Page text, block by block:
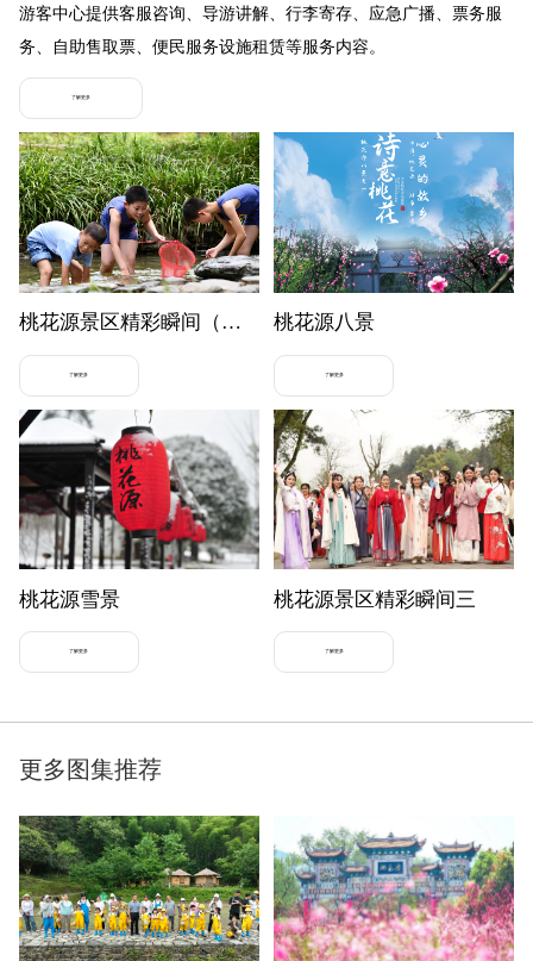
游客中心提供客服咨询、导游讲解、行李寄存、应急广播、票务服
务、自助售取票、便民服务设施租赁等服务内容。
了解更多
桃花源景区精彩瞬间（二）
了解更多
桃花源八景
了解更多
桃花源雪景
了解更多
桃花源景区精彩瞬间三
了解更多
更多图集推荐